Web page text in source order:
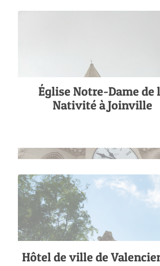
Église Notre-Dame de
Nativité à Joinville
Hôtel de ville de